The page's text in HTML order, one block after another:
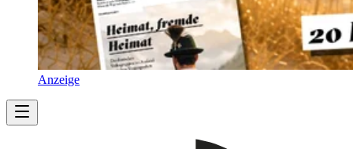
Anzeige